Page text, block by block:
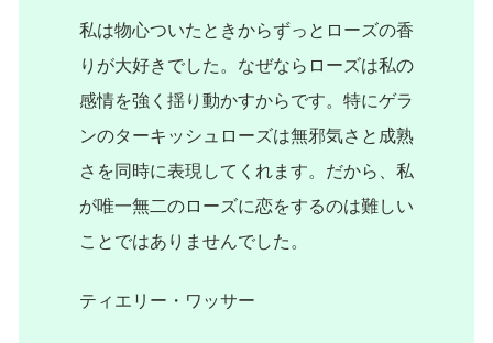
私は物心ついたときからずっとローズの香
りが大好きでした。なぜならローズは私の
感情を強く揺り動かすからです。特にゲラ
ンのターキッシュローズは無邪気さと成熟
さを同時に表現してくれます。だから、私
が唯一無二のローズに恋をするのは難しい
ことではありませんでした。
ティエリー・ワッサー